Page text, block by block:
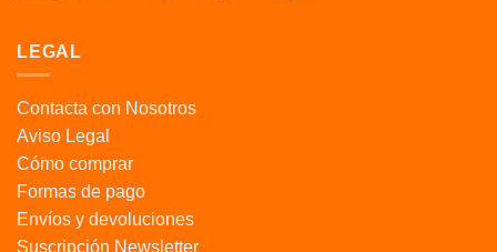
LEGAL
Contacta con Nosotros
Aviso Legal
Cómo comprar
Formas de pago
Envíos y devoluciones
Suscripción Newsletter